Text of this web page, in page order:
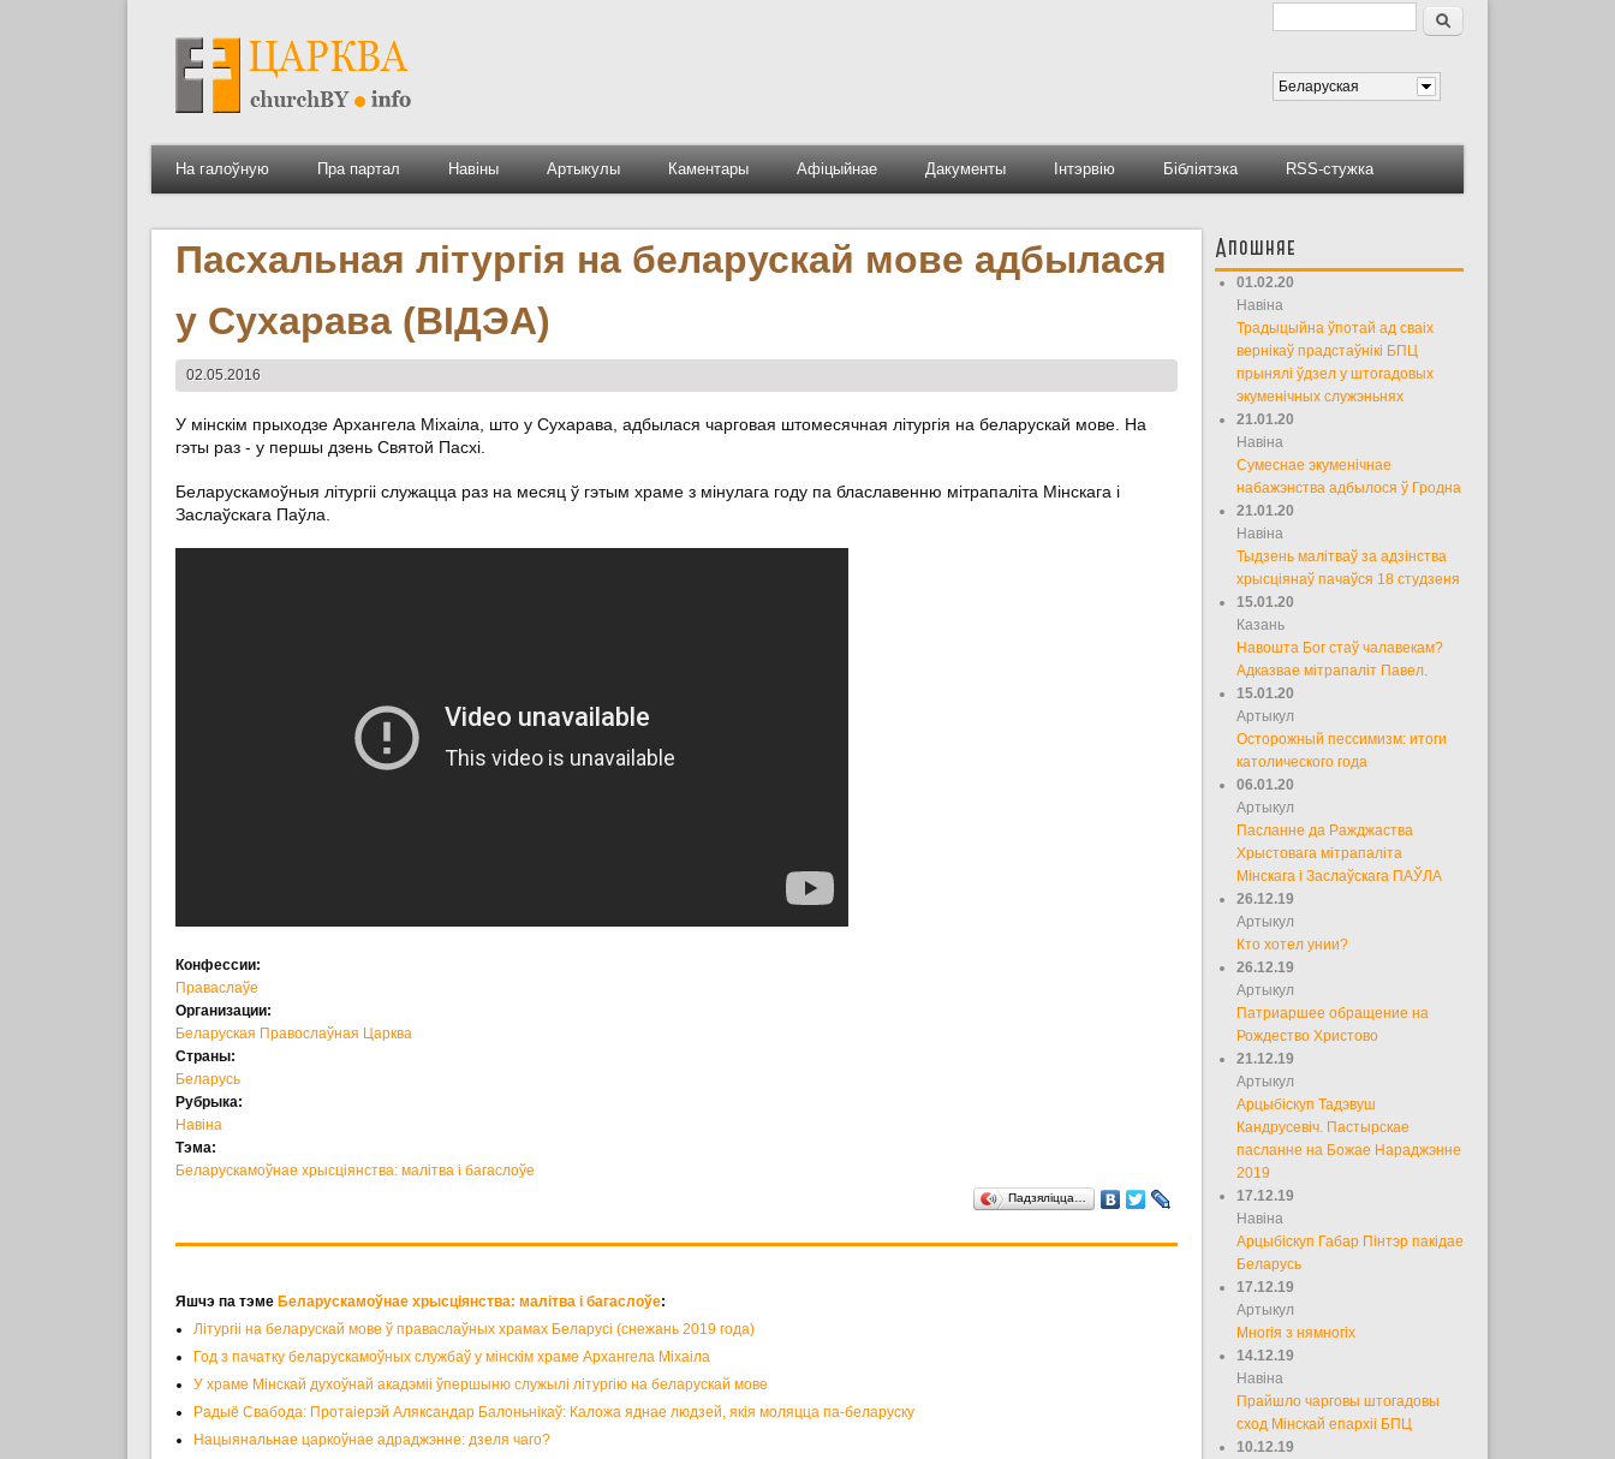
Форма пошуку
Пошук
Беларуская
На галоўную Пра партал Навіны Артыкулы Каментары Афіцыйнае Дакументы Інтэрвію Бібліятэка RSS-стужка
Пасхальная літургія на беларускай мове адбылася
у Сухарава (ВІДЭА)
02.05.2016
У мінскім прыходзе Архангела Міхаіла, што у Сухарава, адбылася чарговая штомесячная літургія на беларускай мове. На
гэты раз - у першы дзень Святой Пасхі.
Беларускамоўныя літургіі служацца раз на месяц ў гэтым храме з мінулага году па блаславенню мітрапаліта Мінскага і
Заслаўскага Паўла.
Конфессии:
Праваслаўе
Организации:
Беларуская Правослаўная Царква
Страны:
Беларусь
Рубрыка:
Навіна
Тэма:
Беларускамоўнае хрысціянства: малітва і багаслоўе
Падзяліцца…
Яшчэ па тэме Беларускамоўнае хрысціянства: малітва і багаслоўе:
Літургіі на беларускай мове ў праваслаўных храмах Беларусі (снежань 2019 года)
Год з пачатку беларускамоўных службаў у мінскім храме Архангела Міхаіла
У храме Мінскай духоўнай акадэміі ўпершыню служылі літургію на беларускай мове
Радыё Свабода: Протаіерэй Аляксандар Балоньнікаў: Каложа яднае людзей, якія моляцца па-беларуску
Нацыянальнае царкоўнае адраджэнне: дзеля чаго?
Апошняе
01.02.20
Навіна
Традыцыйна ўпотай ад сваіх
вернікаў прадстаўнікі БПЦ
прынялі ўдзел у штогадовых
экуменічных служэньнях
21.01.20
Навіна
Сумеснае экуменічнае
набажэнства адбылося ў Гродна
21.01.20
Навіна
Тыдзень малітваў за адзінства
хрысціянаў пачаўся 18 студзеня
15.01.20
Казань
Навошта Бог стаў чалавекам?
Адказвае мітрапаліт Павел.
15.01.20
Артыкул
Осторожный пессимизм: итоги
католического года
06.01.20
Артыкул
Пасланне да Ражджаства
Хрыстовага мітрапаліта
Мінскага і Заслаўскага ПАЎЛА
26.12.19
Артыкул
Кто хотел унии?
26.12.19
Артыкул
Патриаршее обращение на
Рождество Христово
21.12.19
Артыкул
Арцыбіскуп Тадэвуш
Кандрусевіч. Пастырскае
пасланне на Божае Нараджэнне
2019
17.12.19
Навіна
Арцыбіскуп Габар Пінтэр пакідае
Беларусь
17.12.19
Артыкул
Многія з нямногіх
14.12.19
Навіна
Прайшло чарговы штогадовы
сход Мінскай епархіі БПЦ
10.12.19